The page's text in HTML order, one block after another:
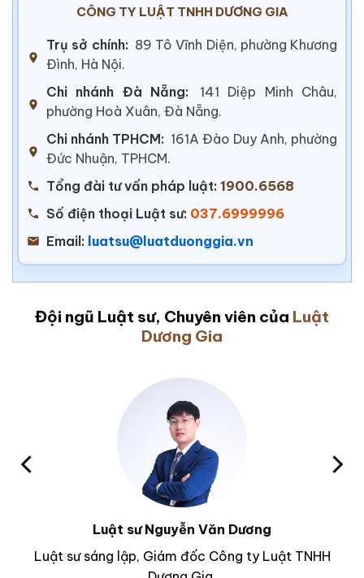
CÔNG TY LUẬT TNHH DƯƠNG GIA
Trụ sở chính: 89 Tô Vĩnh Diện, phường Khương
Đình, Hà Nội.
Chi nhánh Đà Nẵng:
141 Diệp Minh Châu,
phường Hoà Xuân, Đà Nẵng.
Chi nhánh TPHCM: 161A Đào Duy Anh, phường
Đức Nhuận, TPHCM.
Tổng đài tư vấn pháp luật: 1900.6568
Số điện thoại Luật sư: 037.6999996
Email: luatsu@luatduonggia.vn
Đội ngũ Luật sư, Chuyên viên của Luật
Dương Gia
Luật sư Nguyễn Văn Dương
Luật sư sáng lập, Giám đốc Công ty Luật TNHH